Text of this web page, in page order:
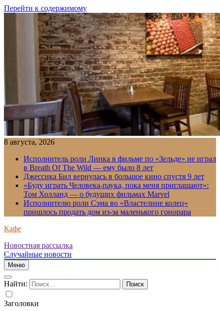
Перейти к содержимому
8 августа, 2026
Исполнитель роли Линка в фильме по «Зельде» не играл
в Breath Of The Wild — ему было 8 лет
Джессика Бил вернулась в большое кино спустя 9 лет
«Буду играть Человека-паука, пока меня приглашают»:
Том Холланд — о будущих фильмах Marvel
Исполнителю роли Сэма во «Властелине колец»
пришлось продать дом из-за маленького гонорара
Кафе
Новостная рассылка
Случайные новости
Меню
Найти:
Заголовки